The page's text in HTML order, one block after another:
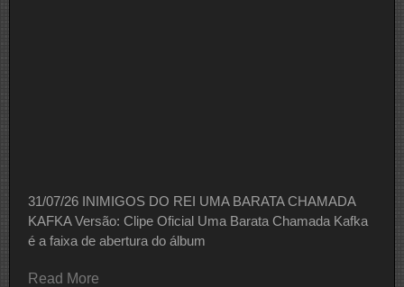
31/07/26 INIMIGOS DO REI UMA BARATA CHAMADA
KAFKA Versão: Clipe Oficial Uma Barata Chamada Kafka
é a faixa de abertura do álbum
Read More